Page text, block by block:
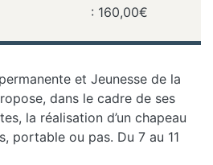
: 160,00€
et Jeunesse de la
dans le cadre de ses
la réalisation d’un chapeau
portable ou pas. Du 7 au 11